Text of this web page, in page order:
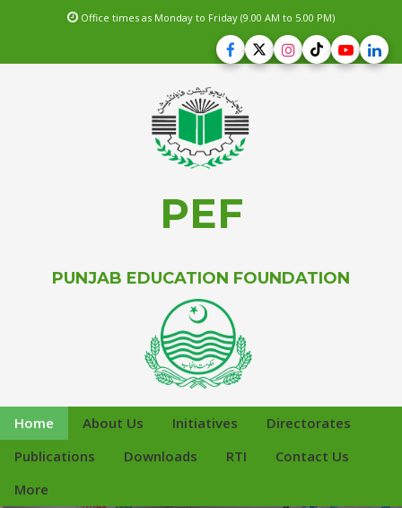
Office times as Monday to Friday (9.00 AM to 5.00 PM)
PEF
PUNJAB EDUCATION FOUNDATION
Home About Us Initiatives
Directorates
Publications
Downloads RTI
Contact Us
More